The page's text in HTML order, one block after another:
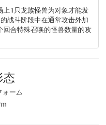
1只龙族怪兽为对象才能发
战斗阶段中在通常攻击外加
回合特殊召唤的怪兽数量的攻
ォーム